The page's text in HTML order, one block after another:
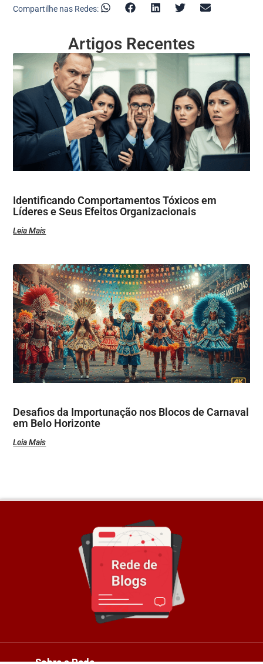
Compartilhe nas Redes:
Artigos Recentes
Identificando Comportamentos Tóxicos em
Líderes e Seus Efeitos Organizacionais
Leia Mais
Desafios da Importunação nos Blocos de Carnaval
em Belo Horizonte
Leia Mais